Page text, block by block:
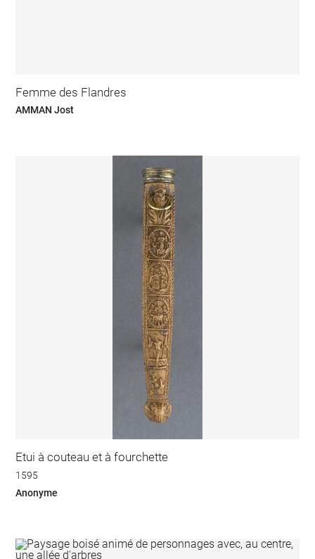
Femme des Flandres
AMMAN Jost
Etui à couteau et à fourchette
1595
Anonyme